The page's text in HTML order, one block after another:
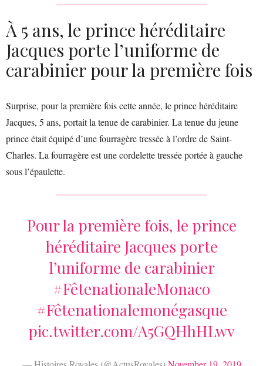
À 5 ans, le prince héréditaire
Jacques porte l’uniforme de
carabinier pour la première fois
Surprise, pour la première fois cette année, le prince héréditaire
Jacques, 5 ans, portait la tenue de carabinier. La tenue du jeune
prince était équipé d’une fourragère tressée à l’ordre de Saint-
Charles. La fourragère est une cordelette tressée portée à gauche
sous l’épaulette.
Pour la première fois, le prince
héréditaire Jacques porte
l’uniforme de carabinier
#FêtenationaleMonaco
#Fêtenationalemonégasque
pic.twitter.com/A5GQHhHLwv